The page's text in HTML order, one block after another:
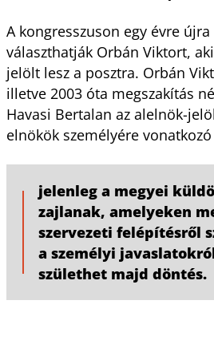
A kongresszuson egy évre
választhatják Orbán Viktort,
jelölt lesz a posztra. Orbán
illetve 2003 óta megszakítás
Havasi Bertalan az alelnök-
elnökök személyére
jelenleg a megyei
zajlanak, amelyeken
szervezeti felépítésről
a személyi
születhet majd döntés.